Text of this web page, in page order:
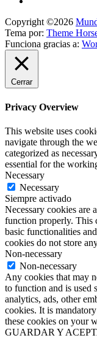
Copyright ©2026
Tema por: Theme
Funciona gracias a:
Cerrar
Privacy Overview
This website uses
navigate through the
categorized as
essential for the
Necessary
Necessary
Siempre activado
Necessary cookies are
function properly. This
basic functionalities
cookies do not store
Non-necessary
Non-necessary
Any cookies that may
to function and is used
analytics, ads, other
cookies. It is
these cookies on your
GUARDAR Y